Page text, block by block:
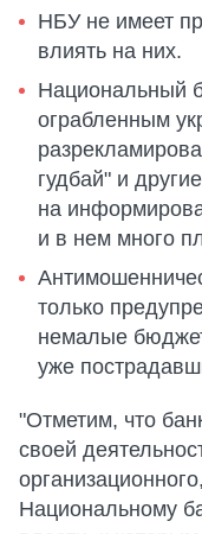
НБУ не имеет
влиять на них.
Национальный
ограбленным
гудбай" и
на
и в нем много
только
немалые
уже
"Отметим, что
своей
Национальному